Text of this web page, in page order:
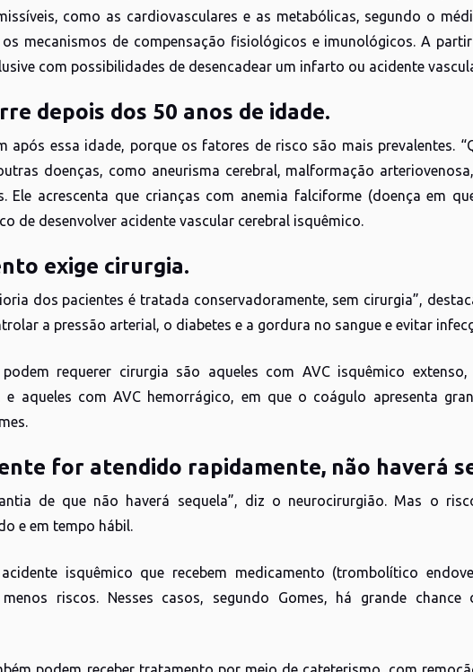
como as cardiovasculares e as metabólicas, segundo o
mecanismos de compensação fisiológicos e imunológicos. A
com possibilidades de desencadear um infarto ou acidente
depois dos 50 anos de idade.
após essa idade, porque os fatores de risco são mais prevalentes.
doenças, como aneurisma cerebral, malformação
Ele acrescenta que crianças com anemia falciforme (doença em
de desenvolver acidente vascular cerebral isquêmico.
exige cirurgia.
dos pacientes é tratada conservadoramente, sem cirurgia”,
a pressão arterial, o diabetes e a gordura no sangue e evitar
podem requerer cirurgia são aqueles com AVC isquêmico
e aqueles com AVC hemorrágico, em que o coágulo apresenta
for atendido rapidamente, não haverá
de que não haverá sequela”, diz o neurocirurgião. Mas o
e em tempo hábil.
isquêmico que recebem medicamento (trombolítico
riscos. Nesses casos, segundo Gomes, há grande